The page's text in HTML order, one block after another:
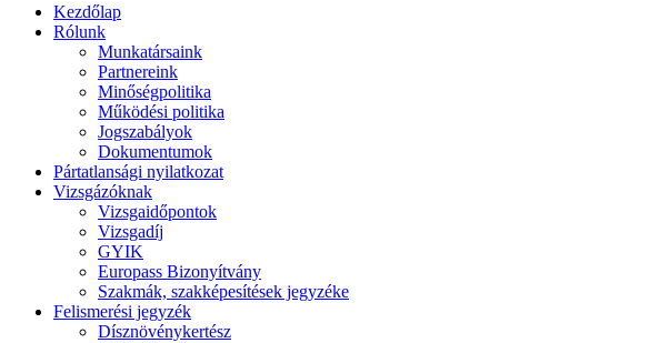
Kezdőlap
Rólunk
Munkatársaink
Partnereink
Minőségpolitika
Működési politika
Jogszabályok
Dokumentumok
Pártatlansági nyilatkozat
Vizsgázóknak
Vizsgaidőpontok
Vizsgadíj
GYIK
Europass Bizonyítvány
Szakmák, szakképesítések jegyzéke
Felismerési jegyzék
Dísznövénykertész